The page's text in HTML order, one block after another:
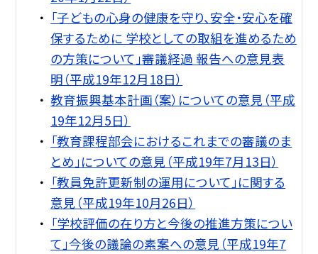
「子どもの心身の健康を守り、安全・安心を確
保するために 学校としての取組を進めるため
の方策について」審議経過 報告への意見表
明（平成19年12月18日）
教育振興基本計画（案）についての意見（平成
19年12月5日）
「教育課程部会におけるこれまでの審議のま
とめ」についての意見（平成19年7月13日）
「教員免許更新制の運用について」に関する
意見（平成19年10月26日）
「学校評価の在り方と今後の推進方策につい
て」今後の議論の素案への意見（平成19年7